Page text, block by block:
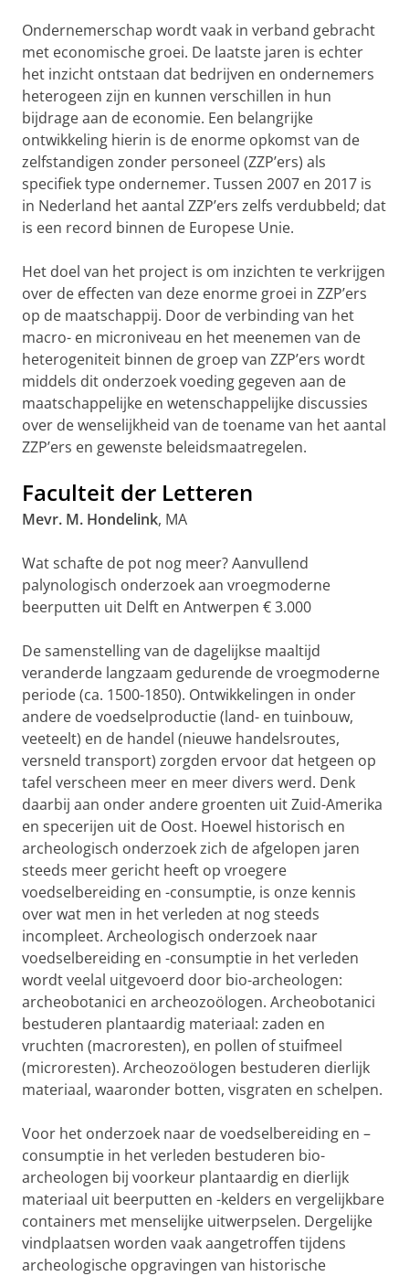
Ondernemerschap wordt vaak in verband gebracht
met economische groei. De laatste jaren is echter
het inzicht ontstaan dat bedrijven en ondernemers
heterogeen zijn en kunnen verschillen in hun
bijdrage aan de economie. Een belangrijke
ontwikkeling hierin is de enorme opkomst van de
zelfstandigen zonder personeel (ZZP’ers) als
specifiek type ondernemer. Tussen 2007 en 2017 is
in Nederland het aantal ZZP’ers zelfs verdubbeld; dat
is een record binnen de Europese Unie.
Het doel van het project is om inzichten te verkrijgen
over de effecten van deze enorme groei in ZZP’ers
op de maatschappij. Door de verbinding van het
macro- en microniveau en het meenemen van de
heterogeniteit binnen de groep van ZZP’ers wordt
middels dit onderzoek voeding gegeven aan de
maatschappelijke en wetenschappelijke discussies
over de wenselijkheid van de toename van het aantal
ZZP’ers en gewenste beleidsmaatregelen.
Faculteit der Letteren
Mevr. M. Hondelink, MA
Wat schafte de pot nog meer? Aanvullend
palynologisch onderzoek aan vroegmoderne
beerputten uit Delft en Antwerpen € 3.000
De samenstelling van de dagelijkse maaltijd
veranderde langzaam gedurende de vroegmoderne
periode (ca. 1500-1850). Ontwikkelingen in onder
andere de voedselproductie (land- en tuinbouw,
veeteelt) en de handel (nieuwe handelsroutes,
versneld transport) zorgden ervoor dat hetgeen op
tafel verscheen meer en meer divers werd. Denk
daarbij aan onder andere groenten uit Zuid-Amerika
en specerijen uit de Oost. Hoewel historisch en
archeologisch onderzoek zich de afgelopen jaren
steeds meer gericht heeft op vroegere
voedselbereiding en -consumptie, is onze kennis
over wat men in het verleden at nog steeds
incompleet. Archeologisch onderzoek naar
voedselbereiding en -consumptie in het verleden
wordt veelal uitgevoerd door bio-archeologen:
archeobotanici en archeozoölogen. Archeobotanici
bestuderen plantaardig materiaal: zaden en
vruchten (macroresten), en pollen of stuifmeel
(microresten). Archeozoölogen bestuderen dierlijk
materiaal, waaronder botten, visgraten en schelpen.
Voor het onderzoek naar de voedselbereiding en –
consumptie in het verleden bestuderen bio-
archeologen bij voorkeur plantaardig en dierlijk
materiaal uit beerputten en -kelders en vergelijkbare
containers met menselijke uitwerpselen. Dergelijke
vindplaatsen worden vaak aangetroffen tijdens
archeologische opgravingen van historische